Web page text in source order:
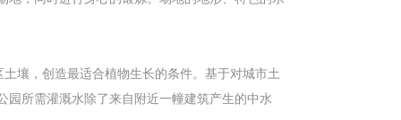
壤，创造最适合植物生长的条件。基于对城市土
所需灌溉水除了来自附近一幢建筑产生的中水